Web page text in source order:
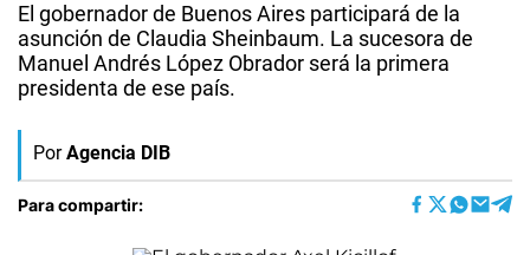
El gobernador de Buenos Aires participará de la
asunción de Claudia Sheinbaum. La sucesora de
Manuel Andrés López Obrador será la primera
presidenta de ese país.
Por Agencia DIB
Para compartir: